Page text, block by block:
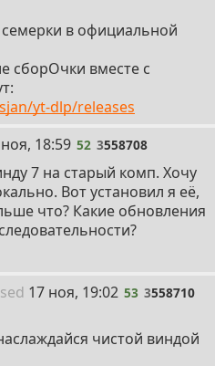
в официальной
сборОчки вместе с
yt-dlp/releases
18:59 52 3558708
7 на старый комп. Хочу
Вот установил я её,
что? Какие обновления
53
17 ноя, 19:02 53 3558710
чистой виндой